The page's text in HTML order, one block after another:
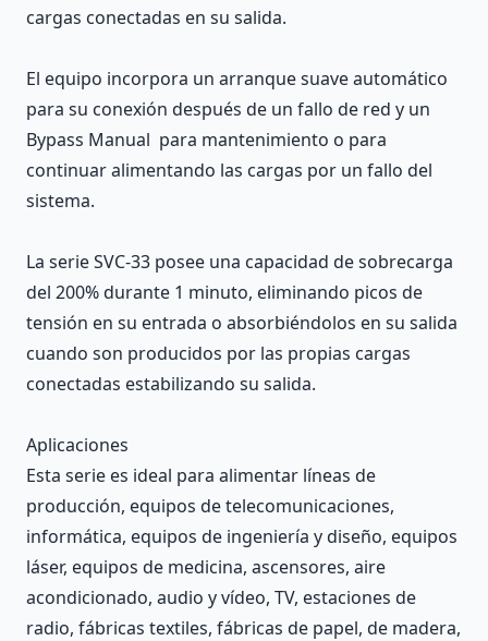
cargas conectadas en su salida.
El equipo incorpora un arranque suave automático
para su conexión después de un fallo de red y un
Bypass Manual para mantenimiento o para
continuar alimentando las cargas por un fallo del
sistema.
La serie SVC-33 posee una capacidad de sobrecarga
del 200% durante 1 minuto, eliminando picos de
tensión en su entrada o absorbiéndolos en su salida
cuando son producidos por las propias cargas
conectadas estabilizando su salida.
Aplicaciones
Esta serie es ideal para alimentar líneas de
producción, equipos de telecomunicaciones,
informática, equipos de ingeniería y diseño, equipos
láser, equipos de medicina, ascensores, aire
acondicionado, audio y vídeo, TV, estaciones de
radio, fábricas textiles, fábricas de papel, de madera,